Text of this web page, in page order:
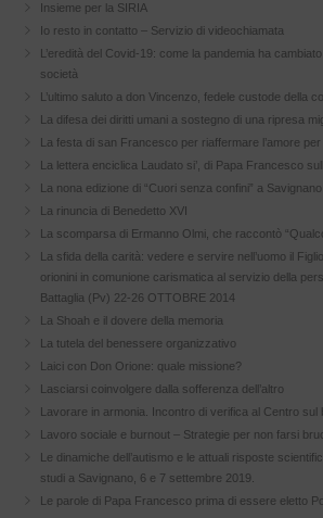
Insieme per la SIRIA
Io resto in contatto – Servizio di videochiamata
L’eredità del Covid-19: come la pandemia ha
società
L’ultimo saluto a don Vincenzo, fedele custode della
La difesa dei diritti umani a sostegno di una ripresa
La festa di san Francesco per riaffermare l’amore per
La lettera enciclica Laudato si’, di Papa Francesco
La nona edizione di “Cuori senza confini” a Savignano.
La rinuncia di Benedetto XVI
La scomparsa di Ermanno Olmi, che raccontò
La sfida della carità: vedere e servire nell’uomo il
orionini in comunione carismatica al servizio della
Battaglia (Pv) 22-26 OTTOBRE 2014
La Shoah e il dovere della memoria
La tutela del benessere organizzativo
Laici con Don Orione: quale missione?
Lasciarsi coinvolgere dalla sofferenza dell’altro
Lavorare in armonia. Incontro di verifica al Centro
Lavoro sociale e burnout – Strategie per non farsi
Le dinamiche dell’autismo e le attuali risposte
studi a Savignano, 6 e 7 settembre 2019.
Le parole di Papa Francesco prima di essere eletto